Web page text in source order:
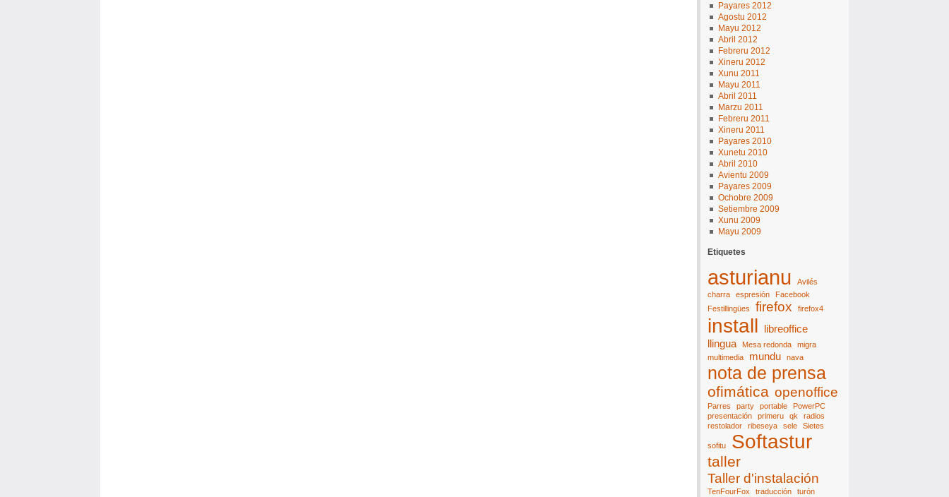
Payares 2012
Agostu 2012
Mayu 2012
Abril 2012
Febreru 2012
Xineru 2012
Xunu 2011
Mayu 2011
Abril 2011
Marzu 2011
Febreru 2011
Xineru 2011
Payares 2010
Xunetu 2010
Abril 2010
Avientu 2009
Payares 2009
Ochobre 2009
Setiembre 2009
Xunu 2009
Mayu 2009
Etiquetes
asturianu
Avilés
charra
espresión
Facebook
Festillingües
firefox firefox4
install libreoffice
llingua
Mesa redonda
migra
multimedia
mundu nava
nota de prensa
ofimática openoffice
Parres party portable
PowerPC
presentación
primeru qk
radios
restolador
ribeseya sele Sietes
sofitu Softastur
taller
Taller d'instalación
TenFourFox traducción turón